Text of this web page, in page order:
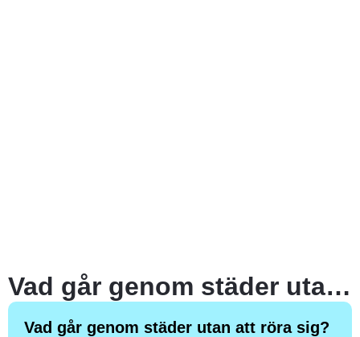
Vad går genom städer utan att röra sig?
Vad går genom städer utan att röra sig?